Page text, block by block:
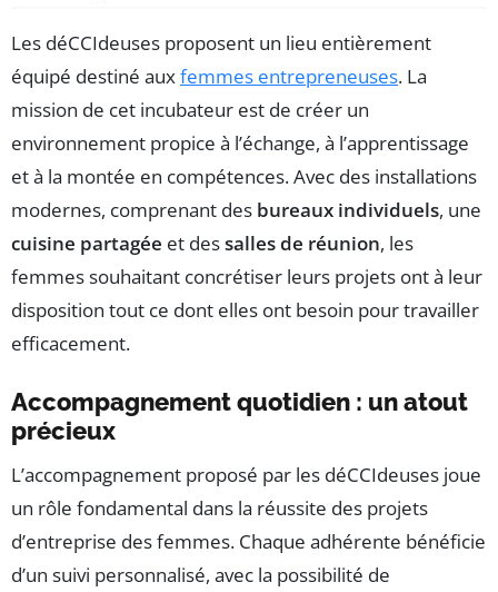
Les déCCIdeuses proposent un lieu entièrement
équipé destiné auxfemmes entrepreneuses. La
mission de cet incubateur est de créer un
environnement propice à l’échange, à l’apprentissage
et à la montée en compétences. Avec des installations
modernes, comprenant des bureaux individuels, une
cuisine partagée et dessalles de réunion, les
femmes souhaitant concrétiser leurs projets ont à leur
disposition tout ce dont elles ont besoin pour travailler
efficacement.
Accompagnement quotidien : un atout
précieux
L’accompagnement proposé par les déCCIdeuses joue
un rôle fondamental dans la réussite des projets
d’entreprise des femmes. Chaque adhérente bénéficie
d’un suivi personnalisé, avec la possibilité de